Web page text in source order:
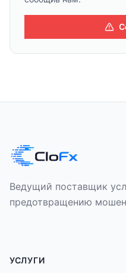
Ведущий поставщик
предотвращению
УСЛУГИ